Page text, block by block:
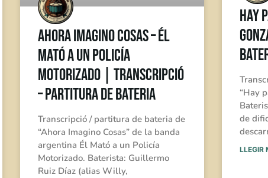
Ahora Imagino Cosas – Él
Mató a un Policía
Motorizado | Transcripció
– Partitura de Bateria
Transcripció / partitura de bateria de
“Ahora Imagino Cosas” de la banda
argentina Él Mató a un Policía
Motorizado. Baterista: Guillermo
Ruiz Díaz (alias Willy,
Hay
“Hay
de
LLEGIR